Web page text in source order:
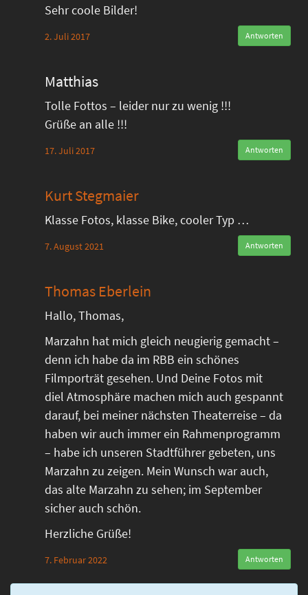
Sehr coole Bilder!
2. Juli 2017 Antworten
Matthias
Tolle Fottos – leider nur zu wenig !!!
Grüße an alle !!!
17. Juli 2017 Antworten
Kurt Stegmaier
Klasse Fotos, klasse Bike, cooler Typ …
7. August 2021 Antworten
Thomas Eberlein
Hallo, Thomas,
Marzahn hat mich gleich neugierig gemacht –
denn ich habe da im RBB ein schönes
Filmporträt gesehen. Und Deine Fotos mit
diel Atmosphäre machen mich auch gespannt
darauf, bei meiner nächsten Theaterreise – da
haben wir auch immer ein Rahmenprogramm
– habe ich unseren Stadtführer gebeten, uns
Marzahn zu zeigen. Mein Wunsch war auch,
das alte Marzahn zu sehen; im September
sicher auch schön.
Herzliche Grüße!
7. Februar 2022 Antworten